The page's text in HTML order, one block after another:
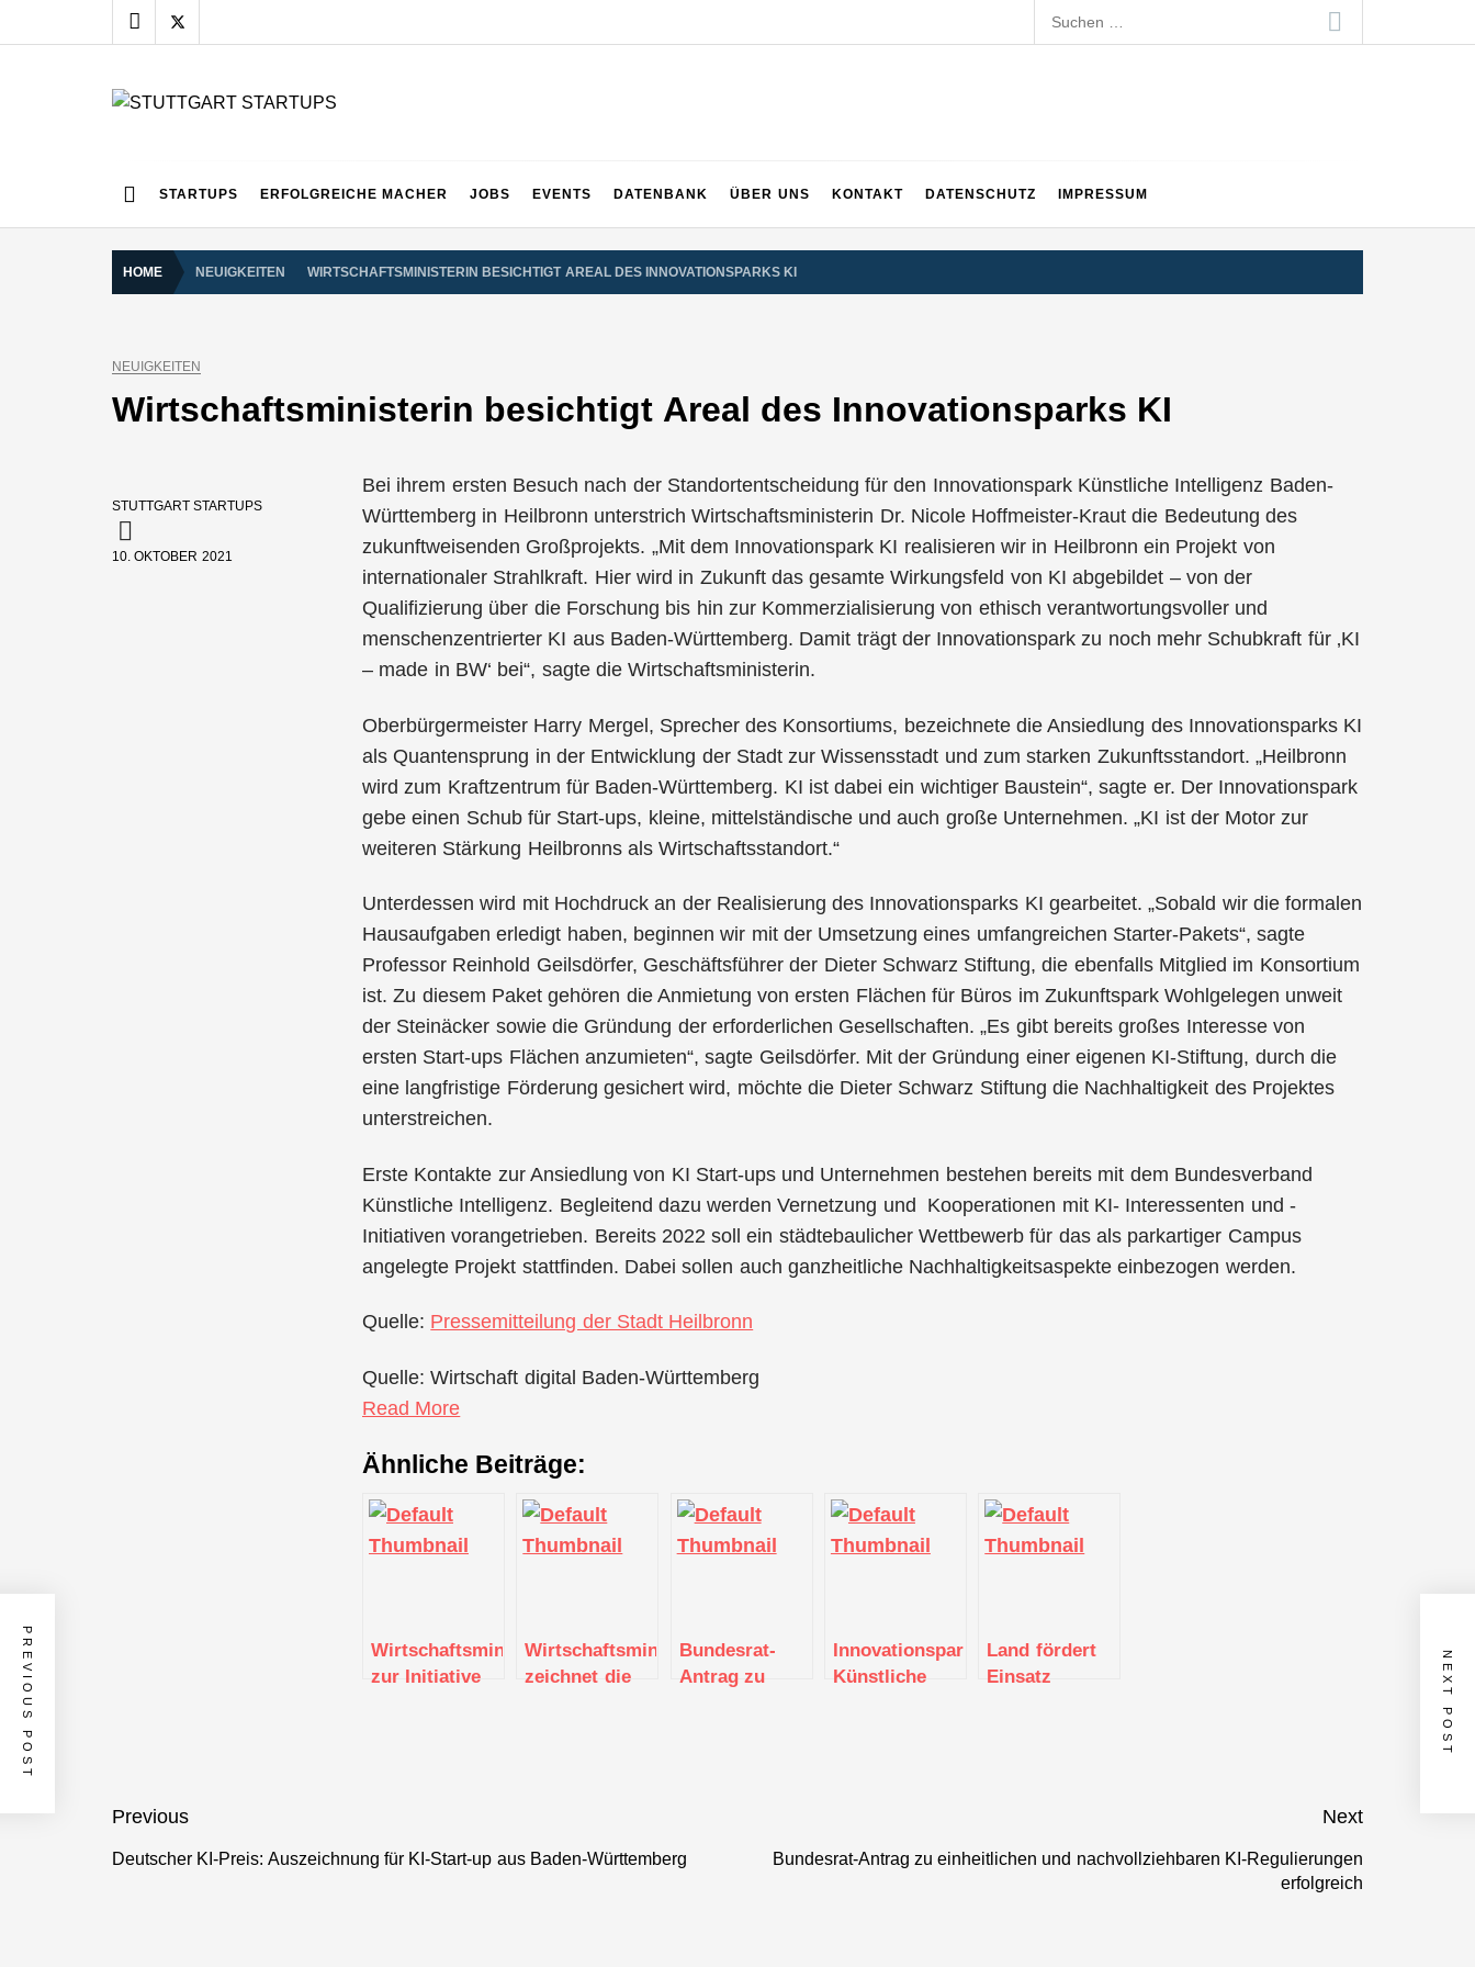
to
Suchen
nach:
STARTUPS ERFOLGREICHE MACHER JOBS EVENTS DATENBANK ÜBER UNS KONTAKT DATENSCHUTZ IMPRESSUM
HOME NEUIGKEITEN WIRTSCHAFTSMINISTERIN BESICHTIGT AREAL DES INNOVATIONSPARKS KI
NEUIGKEITEN
Wirtschaftsministerin besichtigt Areal des Innovationsparks KI
STUTTGART STARTUPS
10. OKTOBER 2021
Bei ihrem ersten Besuch nach der Standortentscheidung für den Innovationspark Künstliche Intelligenz Baden-
Württemberg in Heilbronn unterstrich Wirtschaftsministerin Dr. Nicole Hoffmeister-Kraut die Bedeutung des
zukunftweisenden Großprojekts. „Mit dem Innovationspark KI realisieren wir in Heilbronn ein Projekt von
internationaler Strahlkraft. Hier wird in Zukunft das gesamte Wirkungsfeld von KI abgebildet – von der
Qualifizierung über die Forschung bis hin zur Kommerzialisierung von ethisch verantwortungsvoller und
menschenzentrierter KI aus Baden-Württemberg. Damit trägt der Innovationspark zu noch mehr Schubkraft für ‚KI
– made in BW‘ bei“, sagte die Wirtschaftsministerin.
Oberbürgermeister Harry Mergel, Sprecher des Konsortiums, bezeichnete die Ansiedlung des Innovationsparks KI
als Quantensprung in der Entwicklung der Stadt zur Wissensstadt und zum starken Zukunftsstandort. „Heilbronn
wird zum Kraftzentrum für Baden-Württemberg. KI ist dabei ein wichtiger Baustein“, sagte er. Der Innovationspark
gebe einen Schub für Start-ups, kleine, mittelständische und auch große Unternehmen. „KI ist der Motor zur
weiteren Stärkung Heilbronns als Wirtschaftsstandort.“
Unterdessen wird mit Hochdruck an der Realisierung des Innovationsparks KI gearbeitet. „Sobald wir die formalen
Hausaufgaben erledigt haben, beginnen wir mit der Umsetzung eines umfangreichen Starter-Pakets“, sagte
Professor Reinhold Geilsdörfer, Geschäftsführer der Dieter Schwarz Stiftung, die ebenfalls Mitglied im Konsortium
ist. Zu diesem Paket gehören die Anmietung von ersten Flächen für Büros im Zukunftspark Wohlgelegen unweit
der Steinäcker sowie die Gründung der erforderlichen Gesellschaften. „Es gibt bereits großes Interesse von
ersten Start-ups Flächen anzumieten“, sagte Geilsdörfer. Mit der Gründung einer eigenen KI-Stiftung, durch die
eine langfristige Förderung gesichert wird, möchte die Dieter Schwarz Stiftung die Nachhaltigkeit des Projektes
unterstreichen.
Erste Kontakte zur Ansiedlung von KI Start-ups und Unternehmen bestehen bereits mit dem Bundesverband
Künstliche Intelligenz. Begleitend dazu werden Vernetzung und Kooperationen mit KI- Interessenten und -
Initiativen vorangetrieben. Bereits 2022 soll ein städtebaulicher Wettbewerb für das als parkartiger Campus
angelegte Projekt stattfinden. Dabei sollen auch ganzheitliche Nachhaltigkeitsaspekte einbezogen werden.
Quelle: Pressemitteilung der Stadt Heilbronn
Quelle: Wirtschaft digital Baden-Württemberg
Read More
Ähnliche Beiträge:
Wirtschaftsministerin
zur Initiative
Wirtschaftsministerin
zeichnet die
Bundesrat-
Antrag zu
Innovationspark
Künstliche
Land fördert
Einsatz
Beitragsnavigation
Previous
Previous
Deutscher KI-Preis: Auszeichnung für KI-Start-up aus Baden-Württemberg
Next
Bundesrat-Antrag zu einheitlichen und nachvollziehbaren KI-Regulierungen
erfolgreich
PREVIOUS POST NEXT POST